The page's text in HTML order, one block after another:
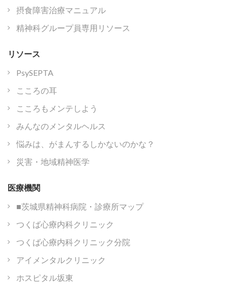
摂食障害治療マニュアル
精神科グループ員専用リソース
リソース
PsySEPTA
こころの耳
こころもメンテしよう
みんなのメンタルヘルス
悩みは、がまんするしかないのかな？
災害・地域精神医学
医療機関
■茨城県精神科病院・診療所マップ
つくば心療内科クリニック
つくば心療内科クリニック分院
アイメンタルクリニック
ホスピタル坂東